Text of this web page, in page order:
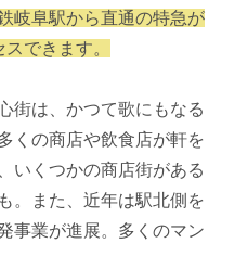
岐阜駅から直通の特急が
できます。
街は、かつて歌にもなる
くの商店や飲食店が軒を
いくつかの商店街がある
。また、近年は駅北側を
事業が進展。多くのマン